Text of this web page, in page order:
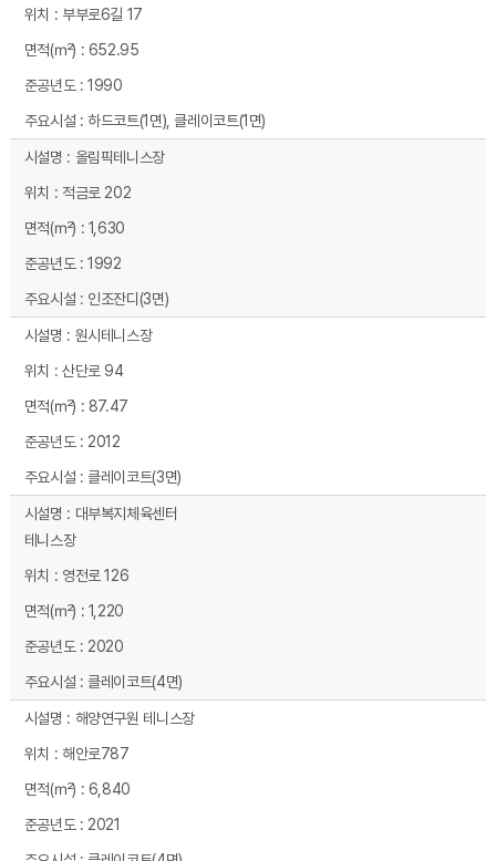
부부로6길 17
652.95
1990
하드코트(1면), 클레이코트(1면)
올림픽테니스장
적금로 202
1,630
1992
인조잔디(3면)
원시테니스장
산단로 94
87.47
2012
클레이코트(3면)
대부복지체육센터
테니스장
영전로 126
1,220
2020
클레이코트(4면)
해양연구원 테니스장
해안로787
6,840
2021